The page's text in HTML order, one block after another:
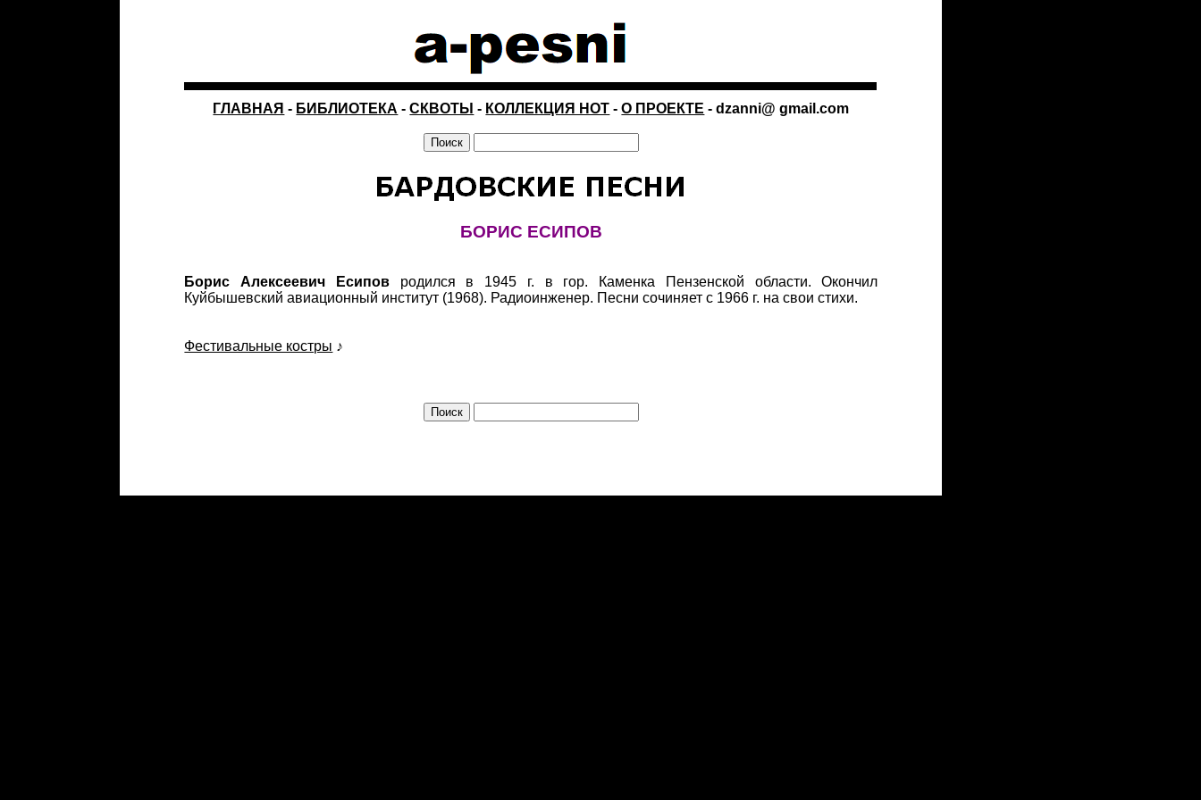
ГЛАВНАЯ - БИБЛИОТЕКА -СКВОТЫ - КОЛЛЕКЦИЯ НОТ -О ПРОЕКТЕ - dzanni@ gmail.com
БОРИС ЕСИПОВ
Борис Алексеевич Есиповродился в 1945 г. в гор. Каменка Пензенской области. Окончил
Куйбышевский авиационный институт (1968). Радиоинженер. Песни сочиняет с 1966 г. на свои стихи.
Фестивальные костры ♪